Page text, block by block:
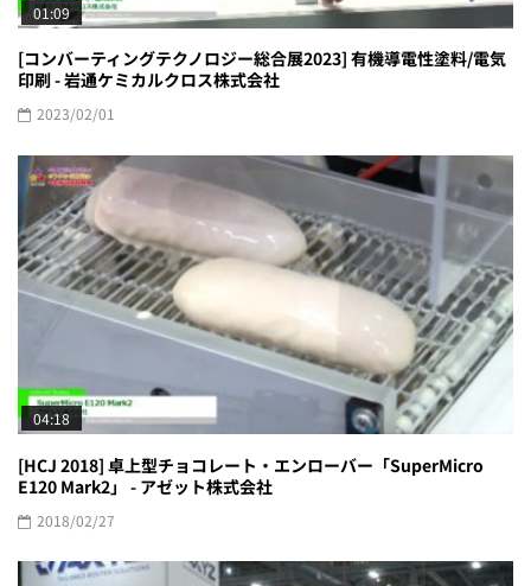
01:09
[コンバーティングテクノロジー総合展2023] 有機導電性塗料/電気
印刷 - 岩通ケミカルクロス株式会社
2023/02/01
04:18
[HCJ 2018] 卓上型チョコレート・エンローバー「SuperMicro
E120 Mark2」 - アゼット株式会社
2018/02/27